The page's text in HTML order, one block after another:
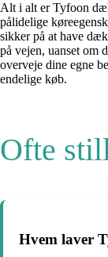
Alt i alt er Tyfoon
pålidelige
sikker på at have
på vejen, uanset om
overveje dine egne
endelige køb.
Ofte
Hvem laver